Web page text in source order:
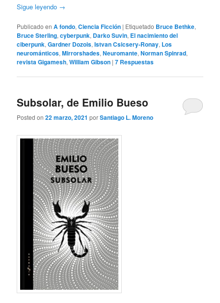
Sigue leyendo →
Publicado en A fondo,Ciencia Ficción | Etiquetado Bruce Bethke,
Bruce Sterling,cyberpunk, Darko Suvin, El nacimiento del
ciberpunk,Gardner Dozois,Istvan Csicsery-Ronay, Los
neurománticos,Mirrorshades,Neuromante,Norman Spinrad,
revista Gigamesh,William Gibson |7 Respuestas
Subsolar, de Emilio Bueso
Posted on22 marzo, 2021 porSantiago L. Moreno